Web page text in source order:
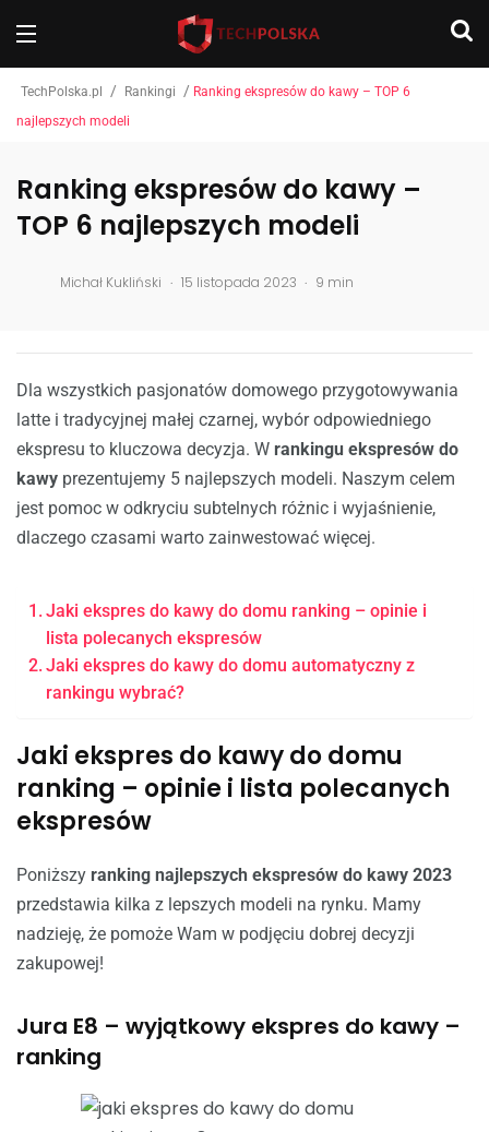
TechPolska.pl / Rankingi / Ranking ekspresów do kawy – TOP 6
najlepszych modeli
Ranking ekspresów do kawy –
TOP 6 najlepszych modeli
Michał Kukliński . 15 listopada 2023 . 9 min
Dla wszystkich pasjonatów domowego przygotowywania
latte i tradycyjnej małej czarnej, wybór odpowiedniego
ekspresu to kluczowa decyzja. W rankingu ekspresów do
kawy prezentujemy 5 najlepszych modeli. Naszym celem
jest pomoc w odkryciu subtelnych różnic i wyjaśnienie,
dlaczego czasami warto zainwestować więcej.
Jaki ekspres do kawy do domu ranking – opinie i
lista polecanych ekspresów
Jaki ekspres do kawy do domu automatyczny z
rankingu wybrać?
Jaki ekspres do kawy do domu
ranking – opinie i lista polecanych
ekspresów
Poniższy ranking najlepszych ekspresów do kawy 2023
przedstawia kilka z lepszych modeli na rynku. Mamy
nadzieję, że pomoże Wam w podjęciu dobrej decyzji
zakupowej!
Jura E8 – wyjątkowy ekspres do kawy –
ranking